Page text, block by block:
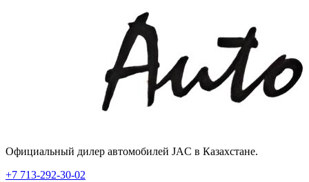
Официальный дилер автомобилей JAC в Казахстане.
+7 713-292-30-02